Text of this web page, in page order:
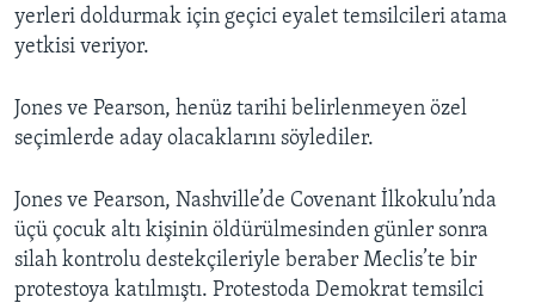
yerleri doldurmak için geçici eyalet temsilcileri atama
yetkisi veriyor.
Jones ve Pearson, henüz tarihi belirlenmeyen özel
seçimlerde aday olacaklarını söylediler.
Jones ve Pearson, Nashville’de Covenant İlkokulu’nda
üçü çocuk altı kişinin öldürülmesinden günler sonra
silah kontrolu destekçileriyle beraber Meclis’te bir
protestoya katılmıştı. Protestoda Demokrat temsilci